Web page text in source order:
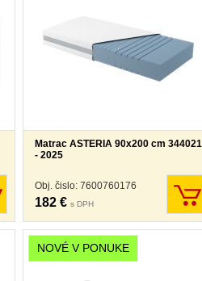
Matrac ASTERIA 90x200 cm 344021
- 2025
Obj. čislo: 7600760176
182 € s DPH
NOVÉ V PONUKE